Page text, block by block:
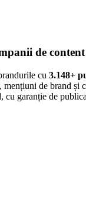
de
cu 3.148+
mențiuni de brand și
cu garanție de